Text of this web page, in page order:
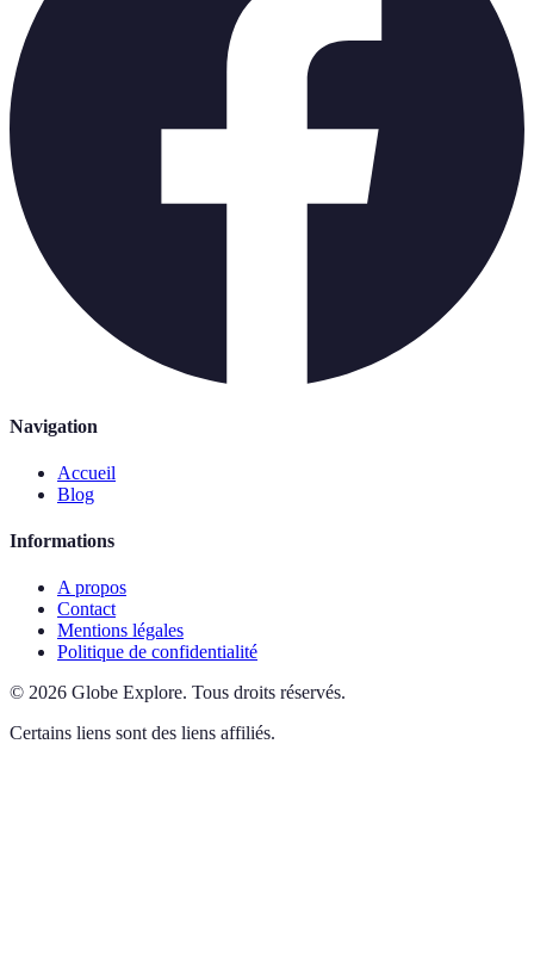
Navigation
Accueil
Blog
Informations
A propos
Contact
Mentions légales
Politique de confidentialité
© 2026 Globe Explore. Tous droits réservés.
Certains liens sont des liens affiliés.